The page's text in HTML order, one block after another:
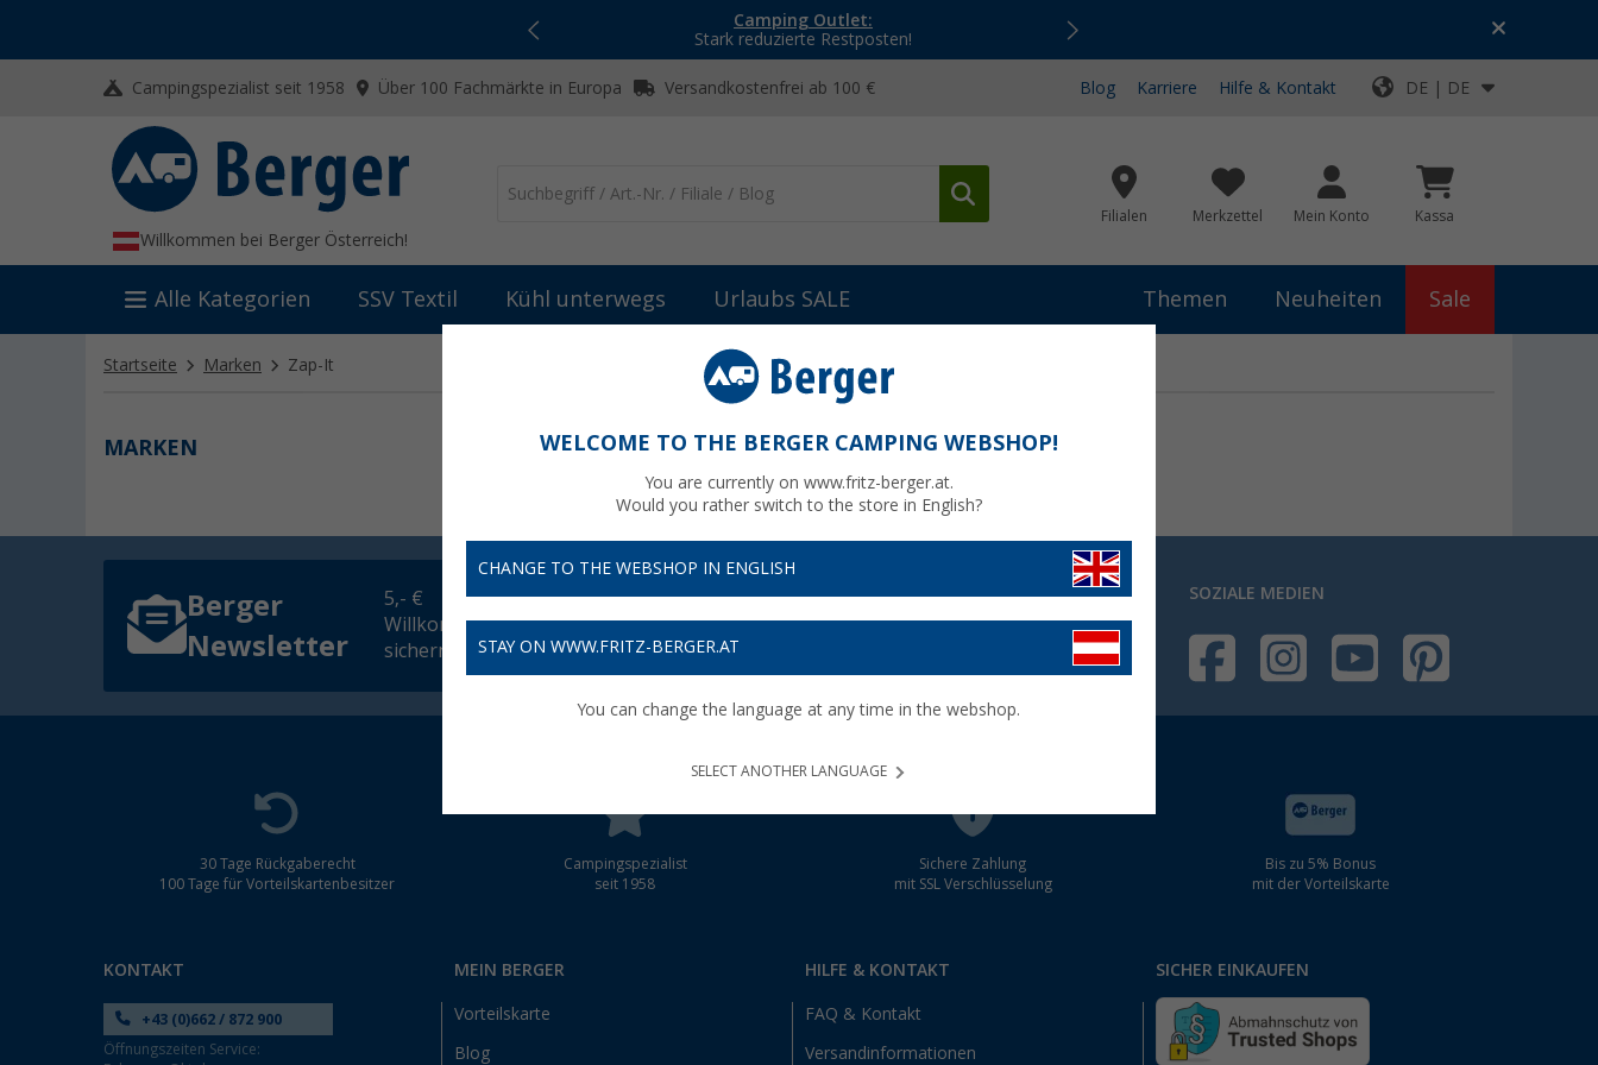
Camping Outlet:
Stark reduzierte Restposten!
Top-Deals für dein Abenteuer!
Campingspezialist seit 1958 Über 100 Fachmärkte in Europa Versandkostenfrei ab 100 € Blog Karriere Hilfe & Kontakt DE | DE
Willkommen bei Berger Österreich!
Filialen Merkzettel Mein Konto Kassa
Alle Kategorien SSV Textil Kühl unterwegs Urlaubs SALE Themen Neuheiten Sale
Startseite Marken Zap-It
MARKEN ZAP-IT
Berger
Newsletter
5,- €
Willkommensgutschein
sichern
SOZIALE MEDIEN
30 Tage Rückgaberecht
100 Tage für Vorteilskartenbesitzer
Campingspezialist
seit 1958
Sichere Zahlung
mit SSL Verschlüsselung
Bis zu 5% Bonus
mit der Vorteilskarte
KONTAKT
+43 (0)662 / 872 900
Öffnungszeiten Service:
MEIN BERGER
Vorteilskarte
Blog
HILFE & KONTAKT
FAQ & Kontakt
Versandinformationen
SICHER EINKAUFEN
WELCOME TO THE BERGER CAMPING WEBSHOP!
You are currently on www.fritz-berger.at.
Would you rather switch to the store in English?
CHANGE TO THE WEBSHOP IN ENGLISH
STAY ON WWW.FRITZ-BERGER.AT
You can change the language at any time in the webshop.
SELECT ANOTHER LANGUAGE